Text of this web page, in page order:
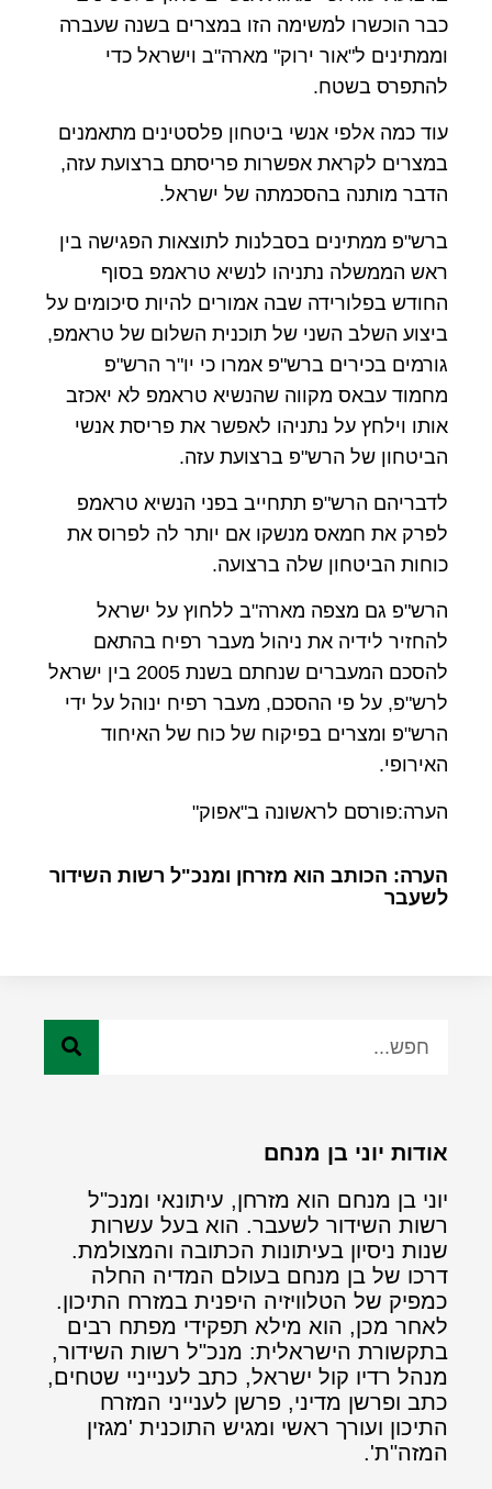
כבר הוכשרו למשימה הזו במצרים בשנה שעברה
וממתינים ל"אור ירוק" מארה"ב וישראל כדי
להתפרס בשטח.
עוד כמה אלפי אנשי ביטחון פלסטינים מתאמנים
במצרים לקראת אפשרות פריסתם ברצועת עזה,
הדבר מותנה בהסכמתה של ישראל.
ברש"פ ממתינים בסבלנות לתוצאות הפגישה בין
ראש הממשלה נתניהו לנשיא טראמפ בסוף
החודש בפלורידה שבה אמורים להיות סיכומים על
ביצוע השלב השני של תוכנית השלום של טראמפ,
גורמים בכירים ברש"פ אמרו כי יו"ר הרש"פ
מחמוד עבאס מקווה שהנשיא טראמפ לא יאכזב
אותו וילחץ על נתניהו לאפשר את פריסת אנשי
הביטחון של הרש"פ ברצועת עזה.
לדבריהם הרש"פ תתחייב בפני הנשיא טראמפ
לפרק את חמאס מנשקו אם יותר לה לפרוס את
כוחות הביטחון שלה ברצועה.
הרש"פ גם מצפה מארה"ב ללחוץ על ישראל
להחזיר לידיה את ניהול מעבר רפיח בהתאם
להסכם המעברים שנחתם בשנת 2005 בין ישראל
לרש"פ, על פי ההסכם, מעבר רפיח ינוהל על ידי
הרש"פ ומצרים בפיקוח של כוח של האיחוד
האירופי.
הערה:פורסם לראשונה ב"אפוק"
הערה: הכותב הוא מזרחן ומנכ"ל רשות השידור
לשעבר
אודות יוני בן מנחם
יוני בן מנחם הוא מזרחן, עיתונאי ומנכ"ל
רשות השידור לשעבר. הוא בעל עשרות
שנות ניסיון בעיתונות הכתובה והמצולמת.
דרכו של בן מנחם בעולם המדיה החלה
כמפיק של הטלוויזיה היפנית במזרח התיכון.
לאחר מכן, הוא מילא תפקידי מפתח רבים
בתקשורת הישראלית: מנכ"ל רשות השידור,
מנהל רדיו קול ישראל, כתב לענייניי שטחים,
כתב ופרשן מדיני, פרשן לענייני המזרח
התיכון ועורך ראשי ומגיש התוכנית 'מגזין
המזה"ת'.